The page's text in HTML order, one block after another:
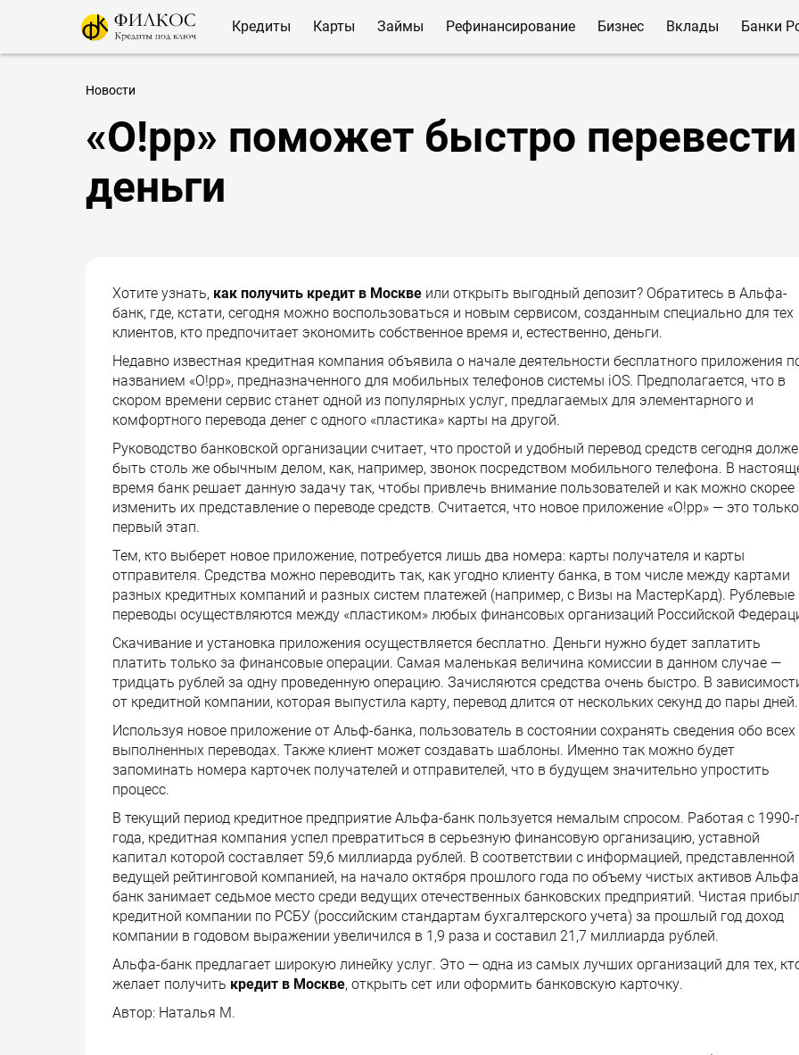
Кредиты Карты Займы Рефинансирование Бизнес Вклады Банки
Новости
«О!рр» поможет быстро перевести
деньги
Хотите узнать, как получить кредит в Москве или открыть выгодный депозит? Обратитесь в Альфа-
банк, где, кстати, сегодня можно воспользоваться и новым сервисом, созданным специально для тех
клиентов, кто предпочитает экономить собственное время и, естественно, деньги.
Недавно известная кредитная компания объявила о начале деятельности бесплатного приложения
названием «О!рр», предназначенного для мобильных телефонов системы iOS. Предполагается, что в
скором времени сервис станет одной из популярных услуг, предлагаемых для элементарного и
комфортного перевода денег с одного «пластика» карты на другой.
Руководство банковской организации считает, что простой и удобный перевод средств сегодня
быть столь же обычным делом, как, например, звонок посредством мобильного телефона. В
время банк решает данную задачу так, чтобы привлечь внимание пользователей и как можно скорее
изменить их представление о переводе средств. Считается, что новое приложение «O!pp» — это только
первый этап.
Тем, кто выберет новое приложение, потребуется лишь два номера: карты получателя и карты
отправителя. Средства можно переводить так, как угодно клиенту банка, в том числе между картами
разных кредитных компаний и разных систем платежей (например, с Визы на МастерКард). Рублевые
переводы осуществляются между «пластиком» любых финансовых организаций Российской
Скачивание и установка приложения осуществляется бесплатно. Деньги нужно будет заплатить
платить только за финансовые операции. Самая маленькая величина комиссии в данном случае —
тридцать рублей за одну проведенную операцию. Зачисляются средства очень быстро. В
от кредитной компании, которая выпустила карту, перевод длится от нескольких секунд до пары дней.
Используя новое приложение от Альф-банка, пользователь в состоянии сохранять сведения обо всех
выполненных переводах. Также клиент может создавать шаблоны. Именно так можно будет
запоминать номера карточек получателей и отправителей, что в будущем значительно упростить
процесс.
В текущий период кредитное предприятие Альфа-банк пользуется немалым спросом. Работая с 1990-
года, кредитная компания успел превратиться в серьезную финансовую организацию, уставной
капитал которой составляет 59,6 миллиарда рублей. В соответствии с информацией, представленной
ведущей рейтинговой компанией, на начало октября прошлого года по объему чистых активов
банк занимает седьмое место среди ведущих отечественных банковских предприятий. Чистая
кредитной компании по РСБУ (российским стандартам бухгалтерского учета) за прошлый год доход
компании в годовом выражении увеличился в 1,9 раза и составил 21,7 миллиарда рублей.
Альфа-банк предлагает широкую линейку услуг. Это — одна из самых лучших организаций для тех,
желает получить кредит в Москве, открыть сет или оформить банковскую карточку.
Автор: Наталья М.